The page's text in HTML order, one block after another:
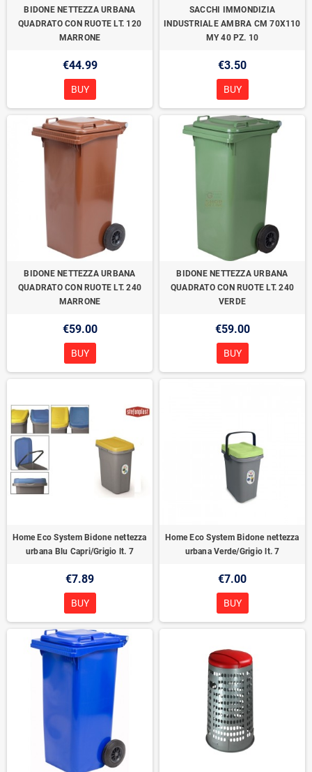
BIDONE NETTEZZA URBANA
QUADRATO CON RUOTE LT. 120
MARRONE
€44.99
BUY
SACCHI IMMONDIZIA
INDUSTRIALE AMBRA CM 70X110
MY 40 PZ. 10
€3.50
BUY
BIDONE NETTEZZA URBANA
QUADRATO CON RUOTE LT. 240
MARRONE
€59.00
BUY
BIDONE NETTEZZA URBANA
QUADRATO CON RUOTE LT. 240
VERDE
€59.00
BUY
Home Eco System Bidone nettezza
urbana Blu Capri/Grigio lt. 7
€7.89
BUY
Home Eco System Bidone nettezza
urbana Verde/Grigio lt. 7
€7.00
BUY